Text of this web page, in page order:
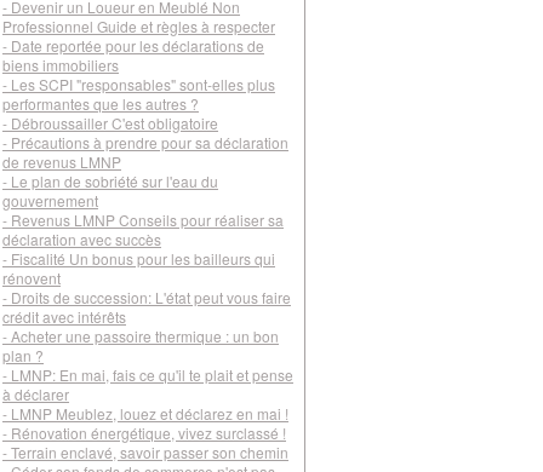
- Devenir un Loueur en Meublé Non
Professionnel Guide et règles à respecter
- Date reportée pour les déclarations de
biens immobiliers
- Les SCPI "responsables" sont-elles plus
performantes que les autres ?
- Débroussailler C'est obligatoire
- Précautions à prendre pour sa déclaration
de revenus LMNP
- Le plan de sobriété sur l'eau du
gouvernement
- Revenus LMNP Conseils pour réaliser sa
déclaration avec succès
- Fiscalité Un bonus pour les bailleurs qui
rénovent
- Droits de succession: L'état peut vous faire
crédit avec intérêts
- Acheter une passoire thermique : un bon
plan ?
- LMNP: En mai, fais ce qu'il te plait et pense
à déclarer
- LMNP Meublez, louez et déclarez en mai !
- Rénovation énergétique, vivez surclassé !
- Terrain enclavé, savoir passer son chemin